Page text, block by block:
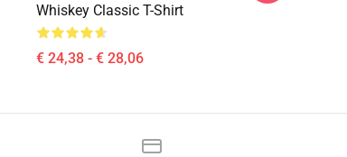
Whiskey Classic T-Shirt
€ 24,38 - € 28,06